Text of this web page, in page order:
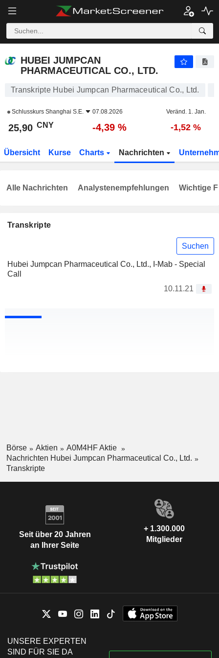
HUBEI JUMPCAN
PHARMACEUTICAL CO., LTD.
Transkripte Hubei Jumpcan Pharmaceutical Co., Ltd.
Schlusskurs Shanghai S.E. 07.08.2026 Veränd. 1. Jan.
25,90 CNY -4,39 % -1,52 %
Übersicht Kurse Charts Nachrichten
Transkripte
Suchen
Hubei Jumpcan Pharmaceutical Co., Ltd., I-Mab - Special
Call
10.11.21
Alle Nachrichten Analystenempfehlungen Wichtige
Börse Aktien
A0M4HF Aktie
Nachrichten Hubei Jumpcan Pharmaceutical Co., Ltd.
Transkripte
Seit über 20 Jahren
an Ihrer Seite
+ 1.300.000
Mitglieder
UNSERE EXPERTEN
SIND FÜR SIE DA